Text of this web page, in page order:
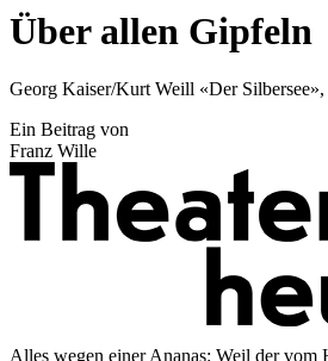
Über allen Gipfeln
Georg Kaiser/Kurt Weill «Der
Ein Beitrag von
Franz Wille
Alles wegen einer Ananas: Weil der vom